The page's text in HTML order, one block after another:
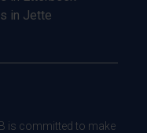
in Jette
is committed to make